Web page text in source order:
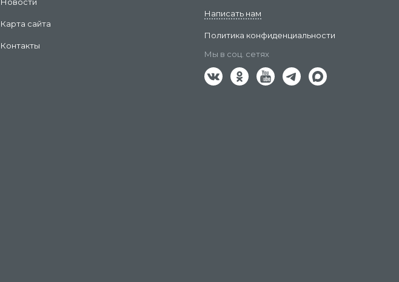
Новости
Карта сайта
Контакты
Написать нам
Политика конфиденциальности
Мы в соц. сетях